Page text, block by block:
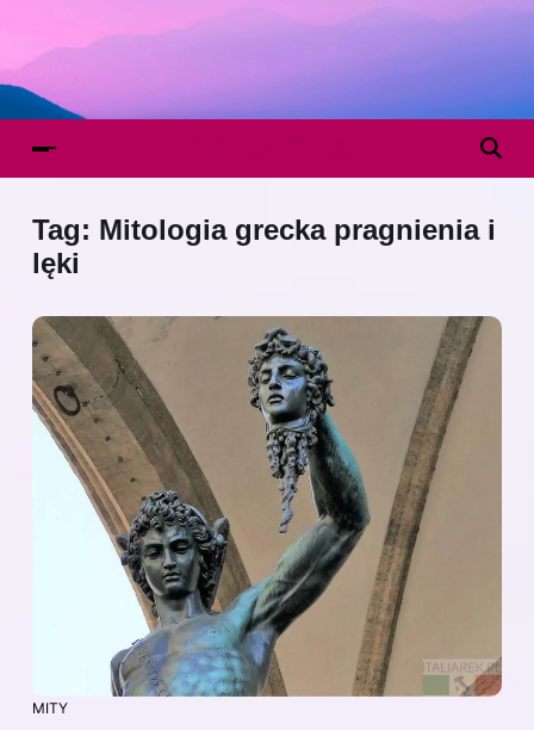
Tag: Mitologia grecka pragnienia i
lęki
MITY